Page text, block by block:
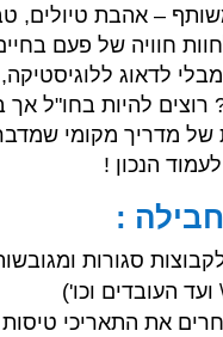
– אהבת טיולים,
חוויה של פעם
לדאוג
רוצים להיות בחו"ל אך
של מדריך מקומי
הנכון !
:
סגורות
העובדים וכו')
את התאריכי